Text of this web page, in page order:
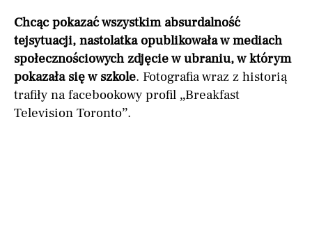
Chcąc pokazać wszystkim absurdalność
tejsytuacji, nastolatka opublikowała w mediach
społecznościowych zdjęcie w ubraniu, w którym
pokazała się w szkole. Fotografia wraz z historią
trafiły na facebookowy profil „Breakfast
Television Toronto”.